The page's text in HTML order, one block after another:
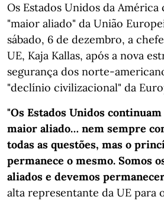
Os Estados Unidos da
"maior aliado" da União
sábado, 6 de dezembro, a
UE, Kaja Kallas, após a nova
segurança dos norte-
"declínio civilizacional" da
"Os Estados Unidos
maior aliado… nem sempre
todas as questões, mas o
permanece o mesmo. Somos
aliados e devemos
alta representante da UE para